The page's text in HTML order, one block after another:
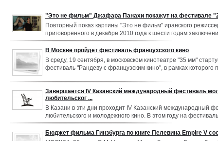
"Это не фильм" Джафара Панахи покажут на фестивале
Повторный показ картины "Это не фильм" иранского
приговоренного в декабре 2010 года к шести годам
"За собрания и сговор с намерением совершить
национальной безопасности и пропаганду против Исламской
отстраненного на 20 лет от профессиональной
в рамках Международного фестиваля независимого кино
сообщили РИА Новости организаторы фестиваля.
В Москве пройдет фестиваль французского кино
В среду, 19 сентября, в московском кинотеатре "35 мм"
фестиваль "Рандеву с французским кино", в рамках которого
женщиной.
Завершается IV Казанский международный фестиваль
любительског ...
В Казани в эти дни проходит IV Казанский международный
любительского и молодежного кино. В этом году на
120 работ, 20 из которых прошло в отборочную комиссию. Об
фестиваля и специфики любительского кино шла речь на
которой приняли участие исполнительный директор
Бюджет фильма Гинзбурга по книге Пелевина Empire V